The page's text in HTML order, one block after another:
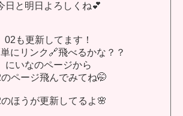
日と明日よろしくね💕︎
02も更新してます！
にリンク🔗飛べるかな？？
にいなのページから
ページ飛んでみてね🤭
ほうが更新してるよ🌸